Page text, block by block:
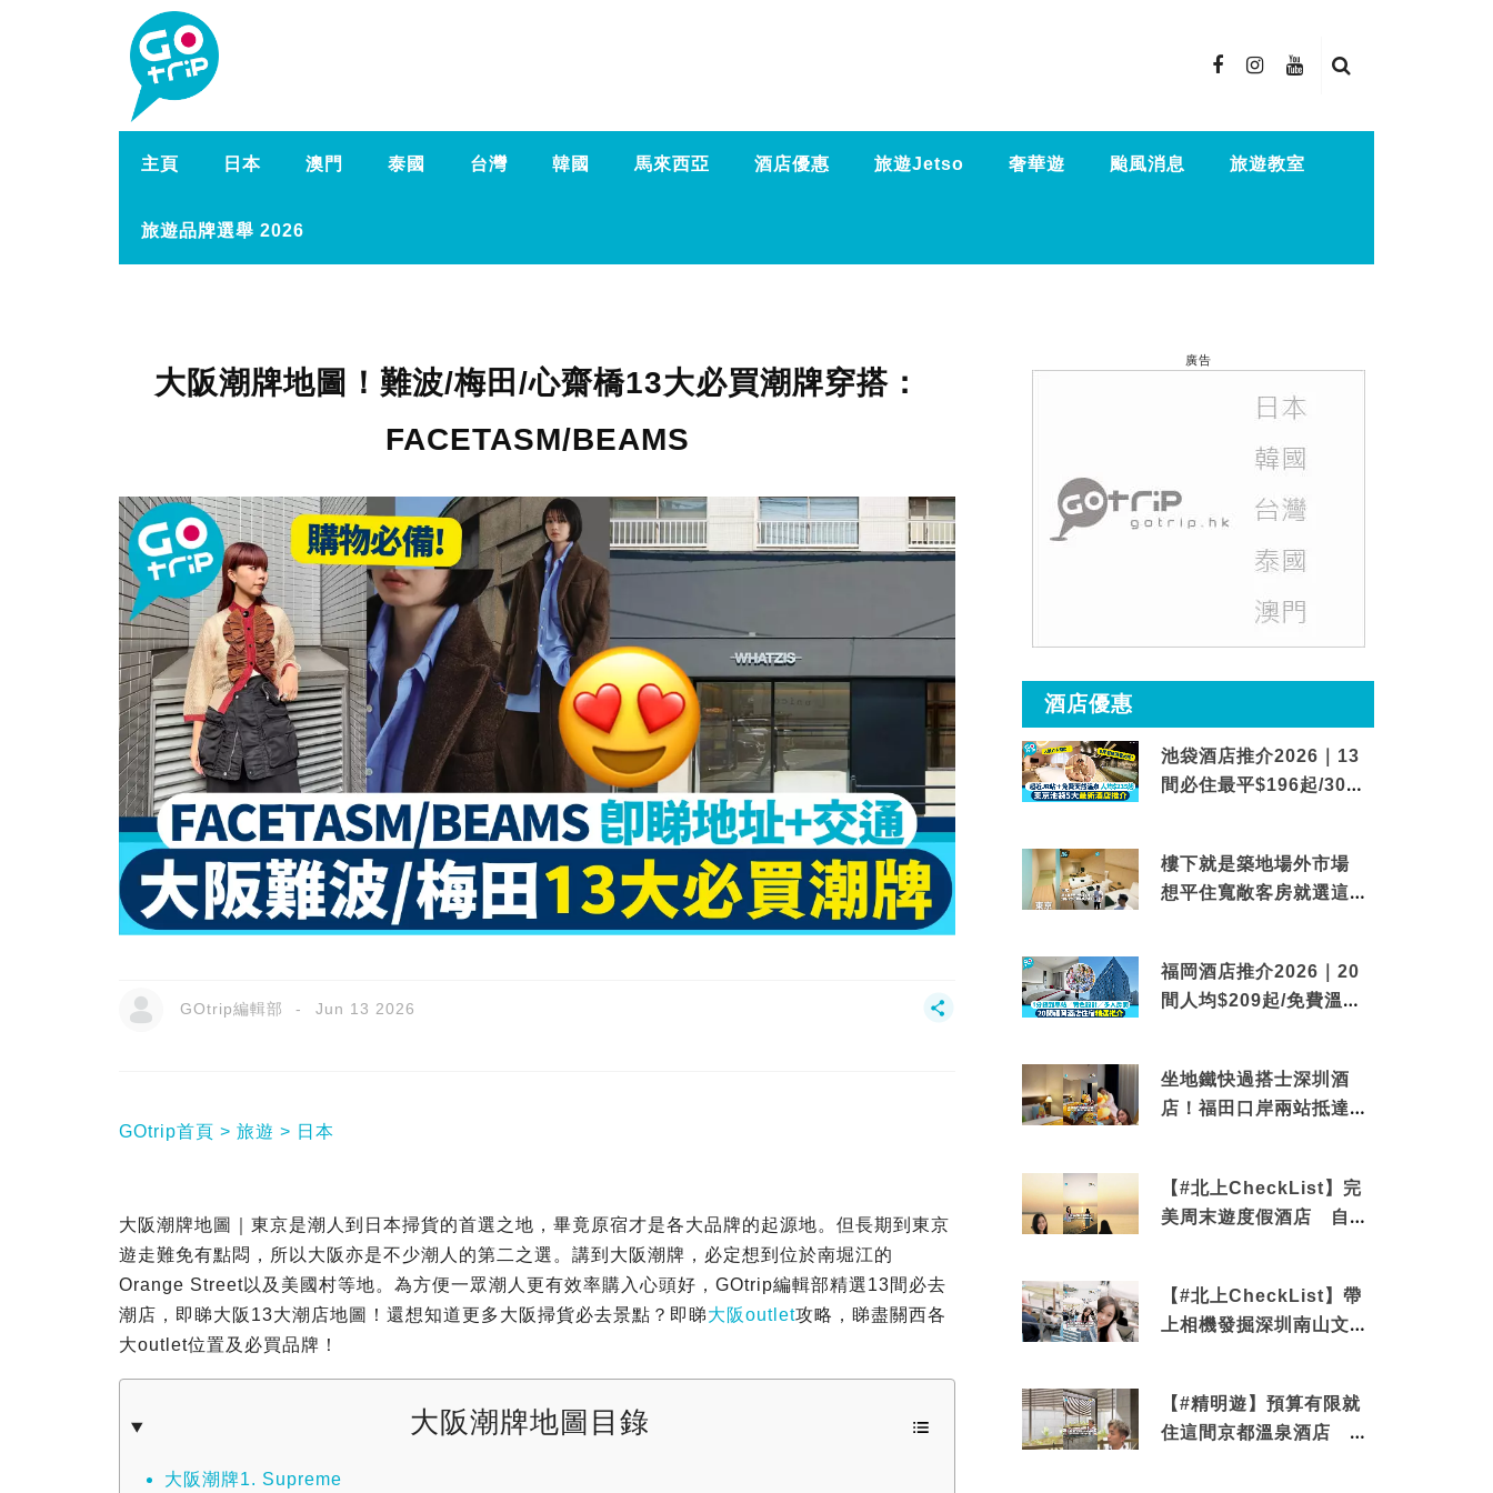
主頁 日本 澳門 泰國 台灣 韓國 馬來西亞 酒店優惠 旅遊Jetso 奢華遊 颱風消息 旅遊教室
旅遊品牌選舉 2026
大阪潮牌地圖！難波/梅田/心齋橋13大必買潮牌穿搭：
FACETASM/BEAMS
GOtrip編輯部 Jun 13 2026
GOtrip首頁 旅遊 日本
大阪潮牌地圖｜東京是潮人到日本掃貨的首選之地，畢竟原宿才是各大品牌的起源地。但長期到東京
遊走難免有點悶，所以大阪亦是不少潮人的第二之選。講到大阪潮牌，必定想到位於南堀江的
Orange Street以及美國村等地。為方便一眾潮人更有效率購入心頭好，GOtrip編輯部精選13間必去
潮店，即睇大阪13大潮店地圖！還想知道更多大阪掃貨必去景點？即睇大阪outlet攻略，睇盡關西各
大outlet位置及必買品牌！
大阪潮牌地圖目錄
大阪潮牌1. Supreme
廣告
酒店優惠
池袋酒店推介2026｜13
間必住最平$196起/30秒
樓下就是築地場外市場
想平住寬敞客房就選這間
福岡酒店推介2026｜20
間人均$209起/免費溫泉/
坐地鐵快過搭士深圳酒
店！福田口岸兩站抵達
【#北上CheckList】完
美周末遊度假酒店 自帶
【#北上CheckList】帶
上相機發掘深圳南山文藝
【#精明遊】預算有限就
住這間京都溫泉酒店 車